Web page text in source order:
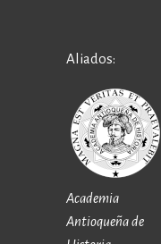
Aliados:
Academia
Antioqueña de